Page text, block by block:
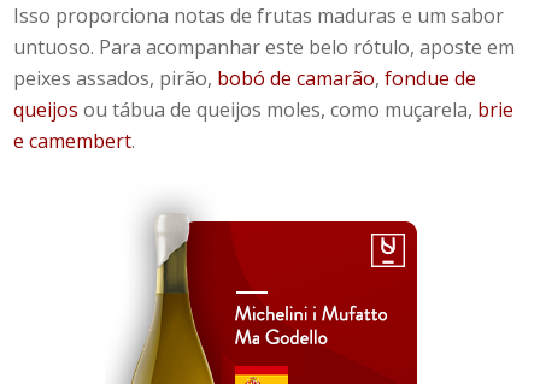
Isso proporciona notas de frutas maduras e um sabor
untuoso. Para acompanhar este belo rótulo, aposte em
peixes assados, pirão, bobó de camarão,fondue de
queijos ou tábua de queijos moles, como muçarela, brie
e camembert.